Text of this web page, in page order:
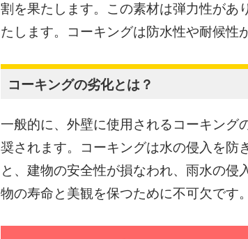
割を果たします。この素材は弾力性があ
たします。コーキングは防水性や耐候性
コーキングの劣化とは？
一般的に、外壁に使用されるコーキング
奨されます。コーキングは水の侵入を防
と、建物の安全性が損なわれ、雨水の
物の寿命と美観を保つために不可欠です。